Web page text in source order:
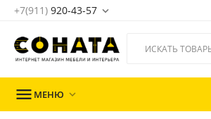
+7(911) 920-43-57 
 МЕНЮ 